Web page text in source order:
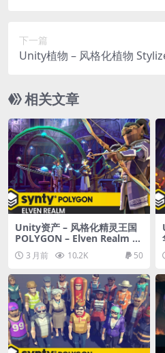
下一篇
Unity植物 – 风格化植物
相关文章
Unity资产 – 风格化精灵王国
POLYGON – Elven Realm P
ack3 月前 10.2K 50